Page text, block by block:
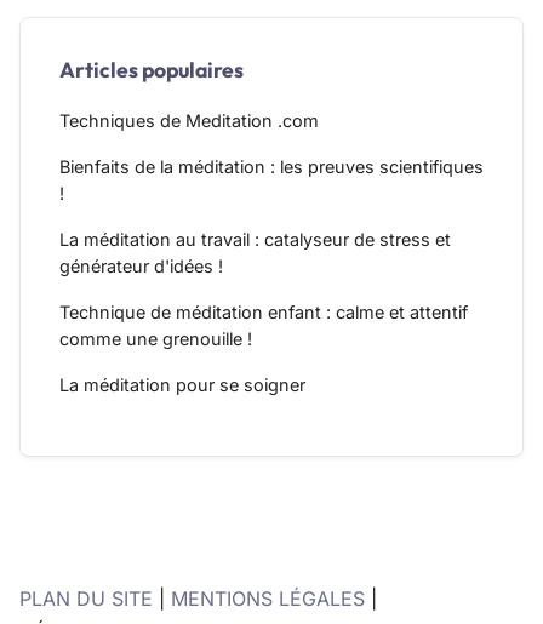
Articles populaires
Techniques de Meditation .com
Bienfaits de la méditation : les preuves scientifiques
!
La méditation au travail : catalyseur de stress et
générateur d'idées !
Technique de méditation enfant : calme et attentif
comme une grenouille !
La méditation pour se soigner
PLAN DU SITE MENTIONS LÉGALES